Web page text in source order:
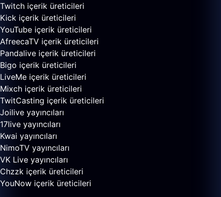
Twitch içerik üreticileri
Kick içerik üreticileri
YouTube içerik üreticileri
AfreecaTV içerik üreticileri
Pandalive içerik üreticileri
Bigo içerik üreticileri
LiveMe içerik üreticileri
Mixch içerik üreticileri
TwitCasting içerik üreticileri
Joilive yayıncıları
17live yayıncıları
Kwai yayıncıları
NimoTV yayıncıları
VK Live yayıncıları
Chzzk içerik üreticileri
YouNow içerik üreticileri